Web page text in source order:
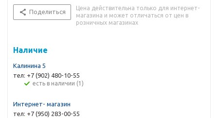
Поделиться
Цена действительна только для интернет-
магазина и может отличаться от цен в
розничных магазинах
Наличие
Калинина 5
тел: +7 (902) 480-10-55
Есть в наличии (1)
Интернет- магазин
тел: +7 (950) 283-00-55